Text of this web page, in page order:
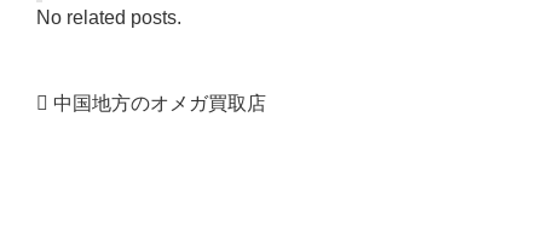
No related posts.
中国地方のオメガ買取店